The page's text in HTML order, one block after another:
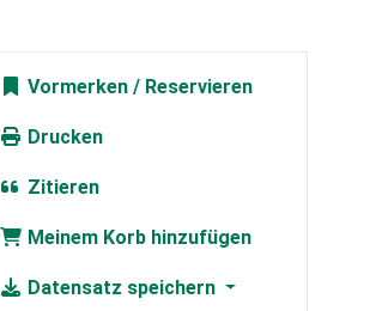
Vormerken
Drucken
Zitieren
Meinem Korb hinzufügen
Datensatz speichern